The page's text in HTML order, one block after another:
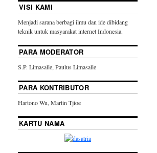
VISI KAMI
Menjadi sarana berbagi ilmu dan ide dibidang
teknik untuk masyarakat internet Indonesia.
PARA MODERATOR
S.P. Limasalle, Paulus Limasalle
PARA KONTRIBUTOR
Hartono Wu, Martin Tjioe
KARTU NAMA